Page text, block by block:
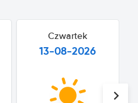
Czwartek
13-08-2026